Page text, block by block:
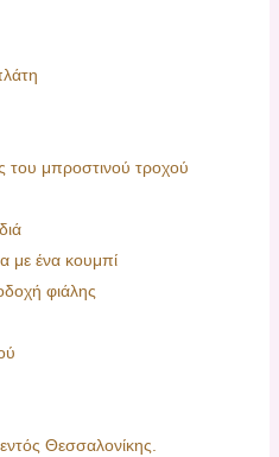
του μπροστινού τροχού
με ένα κουμπί
φιάλης
Θεσσαλονίκης.